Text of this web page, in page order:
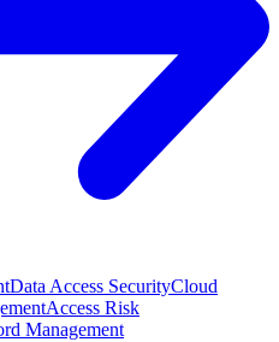
Data Access SecurityCloud
Access Risk
Management